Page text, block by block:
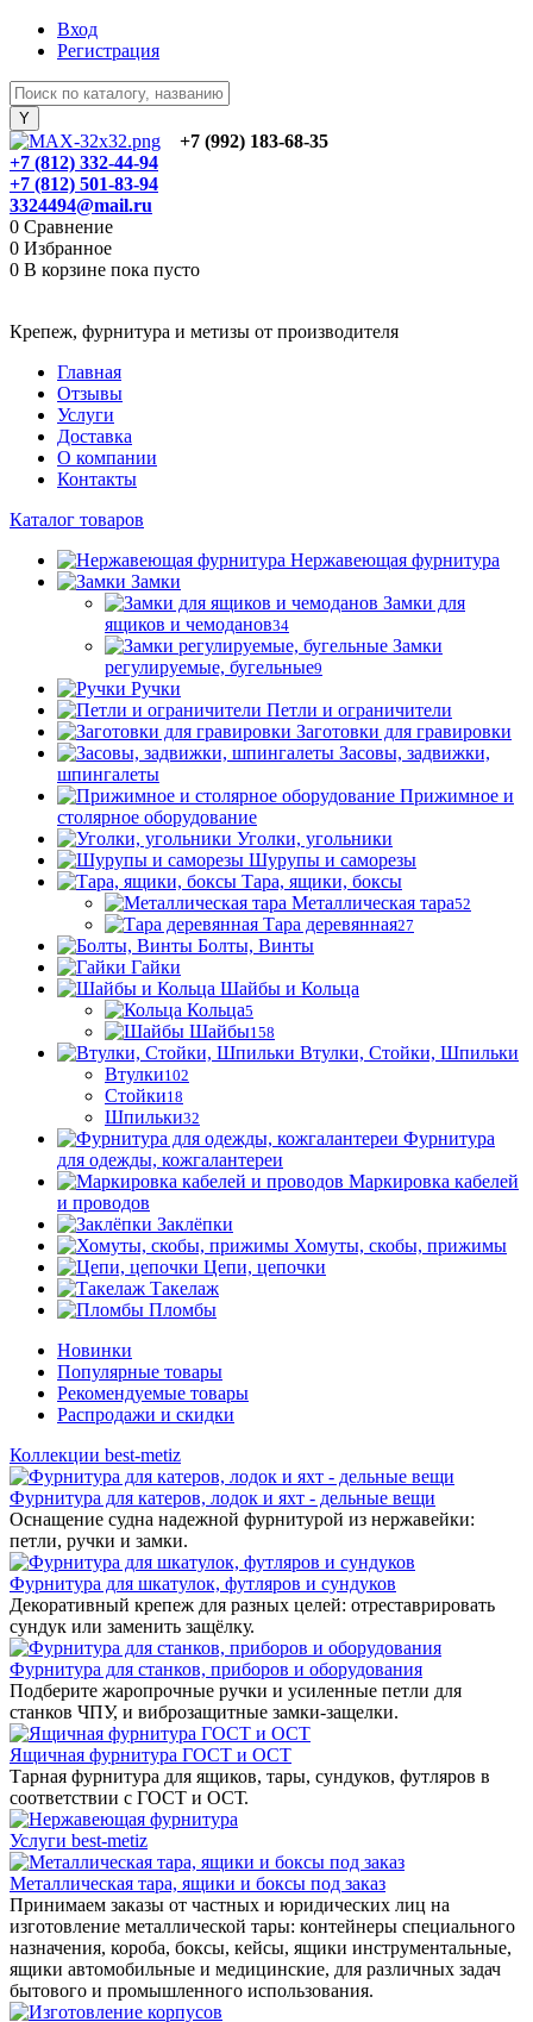
Вход
Регистрация
+7 (992) 183-68-35
+7 (812) 332-44-94
+7 (812) 501-83-94
3324494@mail.ru
0 Сравнение
0 Избранное
0 В корзине пока пусто
Крепеж, фурнитура и метизы от производителя
Главная
Отзывы
Услуги
Доставка
О компании
Контакты
Каталог товаров
Нержавеющая фурнитура
Замки
Замки для
ящиков и чемоданов34
Замки
регулируемые, бугельные9
Ручки
Петли и ограничители
Заготовки для гравировки
Засовы, задвижки,
шпингалеты
Прижимное и
столярное оборудование
Уголки, угольники
Шурупы и саморезы
Тара, ящики, боксы
Металлическая тара52
Тара деревянная27
Болты, Винты
Гайки
Шайбы и Кольца
Кольца5
Шайбы158
Втулки, Стойки, Шпильки
Втулки102
Стойки18
Шпильки32
Фурнитура
для одежды, кожгалантереи
Маркировка кабелей
и проводов
Заклёпки
Хомуты, скобы, прижимы
Цепи, цепочки
Такелаж
Пломбы
Новинки
Популярные товары
Рекомендуемые товары
Распродажи и скидки
Коллекции best-metiz
Фурнитура для катеров, лодок и яхт - дельные вещи
Оснащение судна надежной фурнитурой из нержавейки:
петли, ручки и замки.
Фурнитура для шкатулок, футляров и сундуков
Декоративный крепеж для разных целей: отреставрировать
сундук или заменить защёлку.
Фурнитура для станков, приборов и оборудования
Подберите жаропрочные ручки и усиленные петли для
станков ЧПУ, и виброзащитные замки-защелки.
Ящичная фурнитура ГОСТ и ОСТ
Тарная фурнитура для ящиков, тары, сундуков, футляров в
соответствии с ГОСТ и ОСТ.
Услуги best-metiz
Металлическая тара, ящики и боксы под заказ
Принимаем заказы от частных и юридических лиц на
изготовление металлической тары: контейнеры специального
назначения, короба, боксы, кейсы, ящики инструментальные,
ящики автомобильные и медицинские, для различных задач
бытового и промышленного использования.